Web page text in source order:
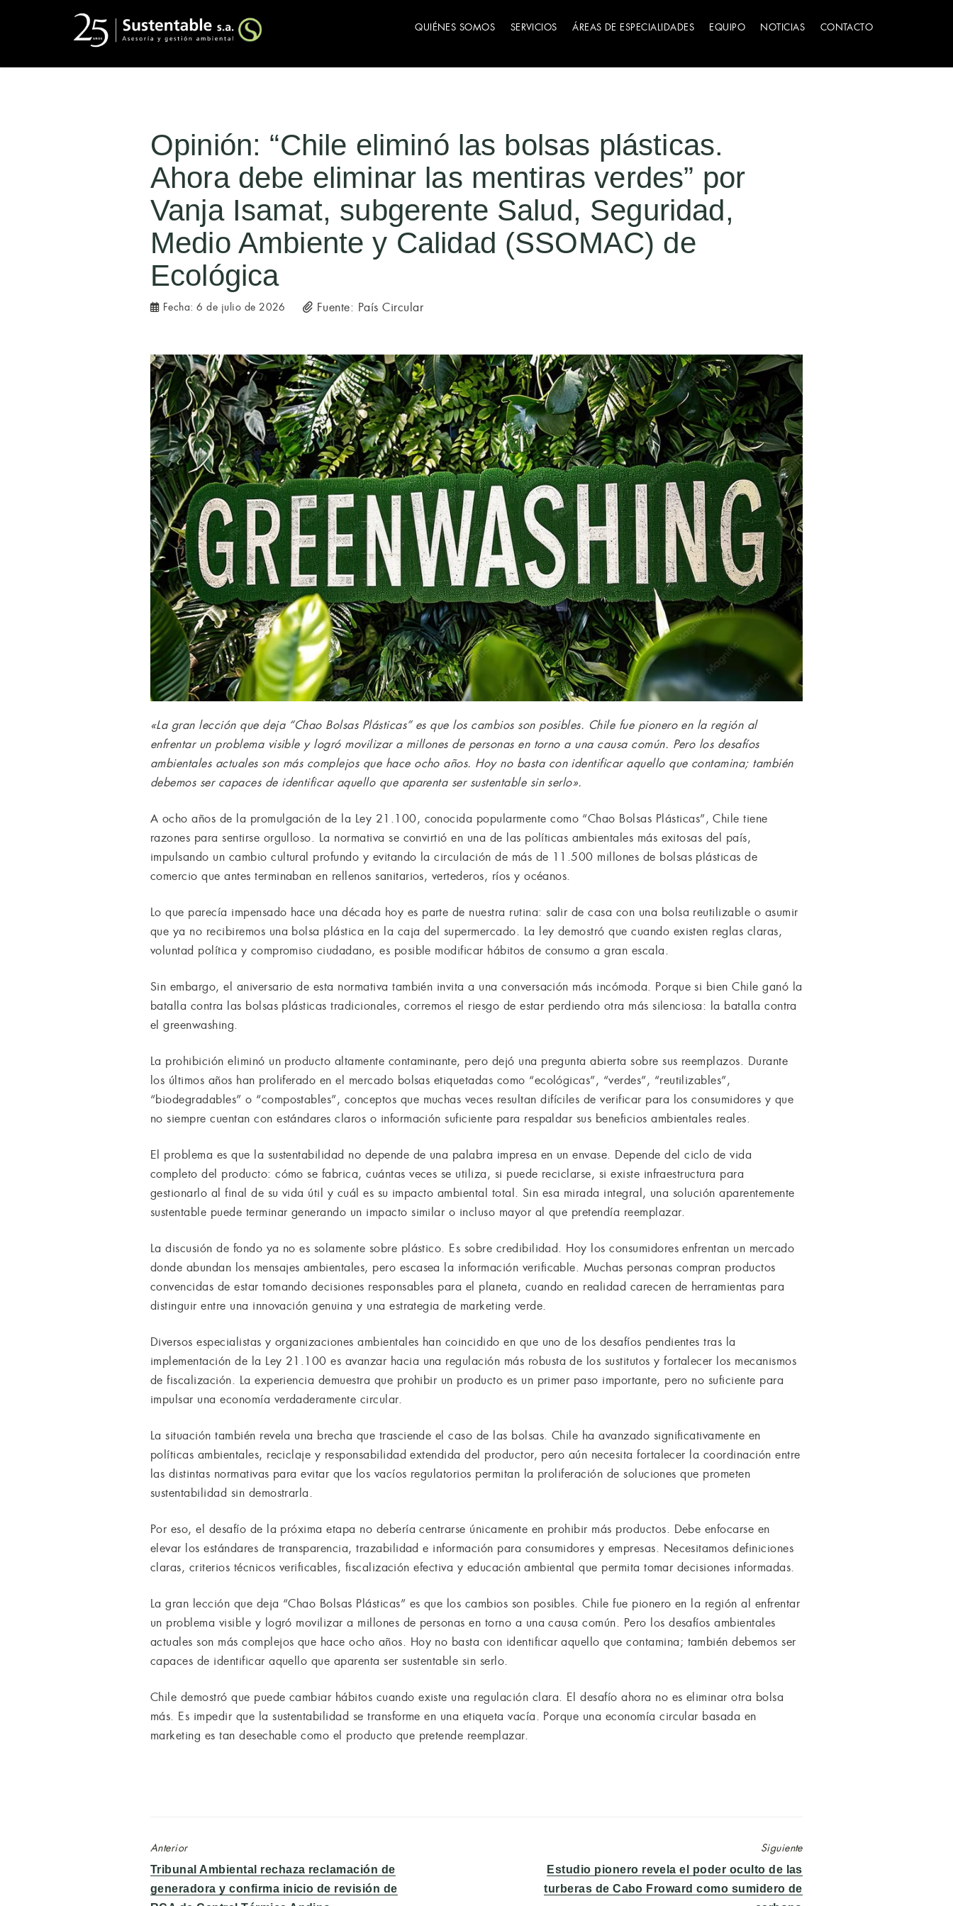
QUIÉNES SOMOS SERVICIOS ÁREAS DE ESPECIALIDADES EQUIPO NOTICIAS CONTACTO
Opinión: “Chile eliminó las bolsas plásticas.
Ahora debe eliminar las mentiras verdes” por
Vanja Isamat, subgerente Salud, Seguridad,
Medio Ambiente y Calidad (SSOMAC) de
Ecológica
Fecha:6 de julio de 2026 Fuente: País Circular
«La gran lección que deja “Chao Bolsas Plásticas” es que los cambios son posibles. Chile fue pionero en la región al
enfrentar un problema visible y logró movilizar a millones de personas en torno a una causa común. Pero los desafíos
ambientales actuales son más complejos que hace ocho años. Hoy no basta con identificar aquello que contamina; también
debemos ser capaces de identificar aquello que aparenta ser sustentable sin serlo».
A ocho años de la promulgación de la Ley 21.100, conocida popularmente como “Chao Bolsas Plásticas”, Chile tiene
razones para sentirse orgulloso. La normativa se convirtió en una de las políticas ambientales más exitosas del país,
impulsando un cambio cultural profundo y evitando la circulación de más de 11.500 millones de bolsas plásticas de
comercio que antes terminaban en rellenos sanitarios, vertederos, ríos y océanos.
Lo que parecía impensado hace una década hoy es parte de nuestra rutina: salir de casa con una bolsa reutilizable o asumir
que ya no recibiremos una bolsa plástica en la caja del supermercado. La ley demostró que cuando existen reglas claras,
voluntad política y compromiso ciudadano, es posible modificar hábitos de consumo a gran escala.
Sin embargo, el aniversario de esta normativa también invita a una conversación más incómoda. Porque si bien Chile ganó la
batalla contra las bolsas plásticas tradicionales, corremos el riesgo de estar perdiendo otra más silenciosa: la batalla contra
el greenwashing.
La prohibición eliminó un producto altamente contaminante, pero dejó una pregunta abierta sobre sus reemplazos. Durante
los últimos años han proliferado en el mercado bolsas etiquetadas como “ecológicas”, “verdes”, “reutilizables”,
“biodegradables” o “compostables”, conceptos que muchas veces resultan difíciles de verificar para los consumidores y que
no siempre cuentan con estándares claros o información suficiente para respaldar sus beneficios ambientales reales.
El problema es que la sustentabilidad no depende de una palabra impresa en un envase. Depende del ciclo de vida
completo del producto: cómo se fabrica, cuántas veces se utiliza, si puede reciclarse, si existe infraestructura para
gestionarlo al final de su vida útil y cuál es su impacto ambiental total. Sin esa mirada integral, una solución aparentemente
sustentable puede terminar generando un impacto similar o incluso mayor al que pretendía reemplazar.
La discusión de fondo ya no es solamente sobre plástico. Es sobre credibilidad. Hoy los consumidores enfrentan un mercado
donde abundan los mensajes ambientales, pero escasea la información verificable. Muchas personas compran productos
convencidas de estar tomando decisiones responsables para el planeta, cuando en realidad carecen de herramientas para
distinguir entre una innovación genuina y una estrategia de marketing verde.
Diversos especialistas y organizaciones ambientales han coincidido en que uno de los desafíos pendientes tras la
implementación de la Ley 21.100 es avanzar hacia una regulación más robusta de los sustitutos y fortalecer los mecanismos
de fiscalización. La experiencia demuestra que prohibir un producto es un primer paso importante, pero no suficiente para
impulsar una economía verdaderamente circular.
La situación también revela una brecha que trasciende el caso de las bolsas. Chile ha avanzado significativamente en
políticas ambientales, reciclaje y responsabilidad extendida del productor, pero aún necesita fortalecer la coordinación entre
las distintas normativas para evitar que los vacíos regulatorios permitan la proliferación de soluciones que prometen
sustentabilidad sin demostrarla.
Por eso, el desafío de la próxima etapa no debería centrarse únicamente en prohibir más productos. Debe enfocarse en
elevar los estándares de transparencia, trazabilidad e información para consumidores y empresas. Necesitamos definiciones
claras, criterios técnicos verificables, fiscalización efectiva y educación ambiental que permita tomar decisiones informadas.
La gran lección que deja “Chao Bolsas Plásticas” es que los cambios son posibles. Chile fue pionero en la región al enfrentar
un problema visible y logró movilizar a millones de personas en torno a una causa común. Pero los desafíos ambientales
actuales son más complejos que hace ocho años. Hoy no basta con identificar aquello que contamina; también debemos ser
capaces de identificar aquello que aparenta ser sustentable sin serlo.
Chile demostró que puede cambiar hábitos cuando existe una regulación clara. El desafío ahora no es eliminar otra bolsa
más. Es impedir que la sustentabilidad se transforme en una etiqueta vacía. Porque una economía circular basada en
marketing es tan desechable como el producto que pretende reemplazar.
Anterior
Entrada
anterior:
Tribunal Ambiental rechaza reclamación de
generadora y confirma inicio de revisión de
Siguiente
Entrada
siguiente:
Estudio pionero revela el poder oculto de las
turberas de Cabo Froward como sumidero de